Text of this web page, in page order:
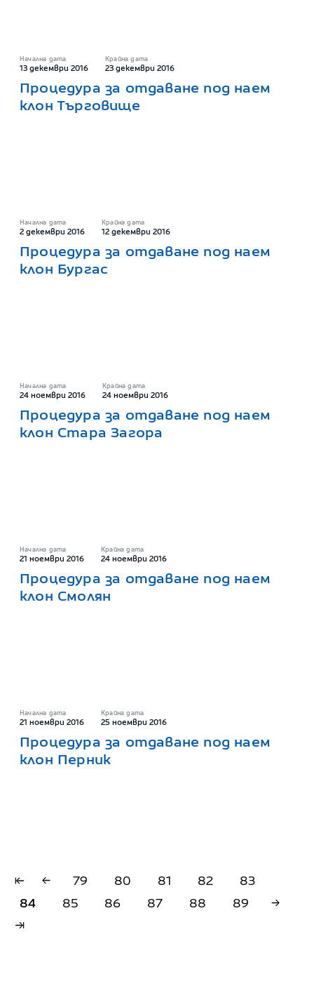
Начална дата
13 декември 2016
Крайна дата
23 декември 2016
Процедура за отдаване под наем
клон Търговище
Начална дата
2 декември 2016
Крайна дата
12 декември 2016
Процедура за отдаване под наем
клон Бургас
Начална дата
24 ноември 2016
Крайна дата
24 ноември 2016
Процедура за отдаване под наем
клон Стара Загора
Начална дата
21 ноември 2016
Крайна дата
24 ноември 2016
Процедура за отдаване под наем
клон Смолян
Начална дата
21 ноември 2016
Крайна дата
25 ноември 2016
Процедура за отдаване под наем
клон Перник
79 80 81 82
83
84
85 86 87 88 89